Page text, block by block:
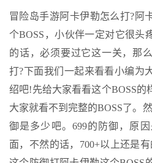
冒险岛手游阿卡伊勒怎么打?阿
个BOSS，小伙伴一定对它很头
的话，必须要过它这一关，那
打?下面我们一起来看看小编为
绍吧!先给大家看看这个BOSS的
大家就看不到完整的BOSS了。
御是多少吧。699的防御，原
面，不然的话，700+以上还是